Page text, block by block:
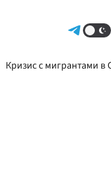
Кризис с мигрантами в